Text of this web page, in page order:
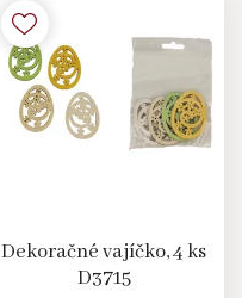
Dekoračné vajíčko, 4 ks
D3715